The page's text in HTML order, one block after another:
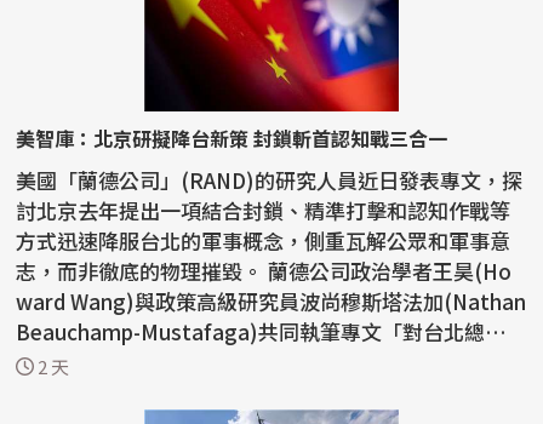
美智庫：北京研擬降台新策 封鎖斬首認知戰三合一
美國「蘭德公司」(RAND)的研究人員近日發表專文，探
討北京去年提出一項結合封鎖、精準打擊和認知作戰等
方式迅速降服台北的軍事概念，側重瓦解公眾和軍事意
志，而非徹底的物理摧毀。 蘭德公司政治學者王昊(Ho
ward Wang)與政策高級研究員波尚穆斯塔法加(Nathan
Beauchamp-Mustafaga)共同執筆專文「對台北總體
戰：中國探...
2 天